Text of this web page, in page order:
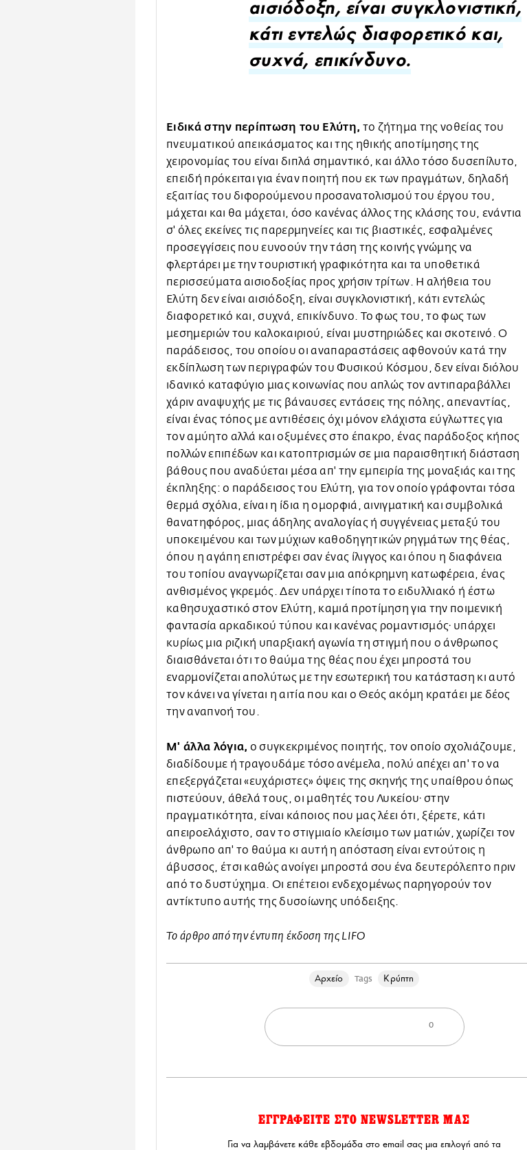
αισιόδοξη, είναι συγκλονιστική,
κάτι εντελώς διαφορετικό και,
συχνά, επικίνδυνο.
Ειδικά στην περίπτωση του Ελύτη, το ζήτημα της νοθείας του
πνευματικού απεικάσματος και της ηθικής αποτίμησης της
χειρονομίας του είναι διπλά σημαντικό, και άλλο τόσο δυσεπίλυτο,
επειδή πρόκειται για έναν ποιητή που εκ των πραγμάτων, δηλαδή
εξαιτίας του διφορούμενου προσανατολισμού του έργου του,
μάχεται και θα μάχεται, όσο κανένας άλλος της κλάσης του, ενάντια
σ' όλες εκείνες τις παρερμηνείες και τις βιαστικές, εσφαλμένες
προσεγγίσεις που ευνοούν την τάση της κοινής γνώμης να
φλερτάρει με την τουριστική γραφικότητα και τα υποθετικά
περισσεύματα αισιοδοξίας προς χρήσιν τρίτων. Η αλήθεια του
Ελύτη δεν είναι αισιόδοξη, είναι συγκλονιστική, κάτι εντελώς
διαφορετικό και, συχνά, επικίνδυνο. Το φως του, το φως των
μεσημεριών του καλοκαιριού, είναι μυστηριώδες και σκοτεινό. Ο
παράδεισος, του οποίου οι αναπαραστάσεις αφθονούν κατά την
εκδίπλωση των περιγραφών του Φυσικού Κόσμου, δεν είναι διόλου
ιδανικό καταφύγιο μιας κοινωνίας που απλώς τον αντιπαραβάλλει
χάριν αναψυχής με τις βάναυσες εντάσεις της πόλης, απεναντίας,
είναι ένας τόπος με αντιθέσεις όχι μόνον ελάχιστα εύγλωττες για
τον αμύητο αλλά και οξυμένες στο έπακρο, ένας παράδοξος κήπος
πολλών επιπέδων και κατοπτρισμών σε μια παραισθητική διάσταση
βάθους που αναδύεται μέσα απ' την εμπειρία της μοναξιάς και της
έκπληξης: ο παράδεισος του Ελύτη, για τον οποίο γράφονται τόσα
θερμά σχόλια, είναι η ίδια η ομορφιά, αινιγματική και συμβολικά
θανατηφόρος, μιας άδηλης αναλογίας ή συγγένειας μεταξύ του
υποκειμένου και των μύχιων καθοδηγητικών ρηγμάτων της θέας,
όπου η αγάπη επιστρέφει σαν ένας ίλιγγος και όπου η διαφάνεια
του τοπίου αναγνωρίζεται σαν μια απόκρημνη κατωφέρεια, ένας
ανθισμένος γκρεμός. Δεν υπάρχει τίποτα το ειδυλλιακό ή έστω
καθησυχαστικό στον Ελύτη, καμιά προτίμηση για την ποιμενική
φαντασία αρκαδικού τύπου και κανένας ρομαντισμός· υπάρχει
κυρίως μια ριζική υπαρξιακή αγωνία τη στιγμή που ο άνθρωπος
διαισθάνεται ότι το θαύμα της θέας που έχει μπροστά του
εναρμονίζεται απολύτως με την εσωτερική του κατάσταση κι αυτό
τον κάνει να γίνεται η αιτία που και ο Θεός ακόμη κρατάει με δέος
την αναπνοή του.
Μ' άλλα λόγια, ο συγκεκριμένος ποιητής, τον οποίο σχολιάζουμε,
διαδίδουμε ή τραγουδάμε τόσο ανέμελα, πολύ απέχει απ' το να
επεξεργάζεται «ευχάριστες» όψεις της σκηνής της υπαίθρου όπως
πιστεύουν, άθελά τους, οι μαθητές του Λυκείου· στην
πραγματικότητα, είναι κάποιος που μας λέει ότι, ξέρετε, κάτι
απειροελάχιστο, σαν το στιγμιαίο κλείσιμο των ματιών, χωρίζει τον
άνθρωπο απ' το θαύμα κι αυτή η απόσταση είναι εντούτοις η
άβυσσος, έτσι καθώς ανοίγει μπροστά σου ένα δευτερόλεπτο πριν
από το δυστύχημα. Οι επέτειοι ενδεχομένως παρηγορούν τον
αντίκτυπο αυτής της δυσοίωνης υπόδειξης.
Το άρθρο από την έντυπη έκδοση της LIFO
Αρχείο Tags Κρύπτη
0
ΕΓΓΡΑΦΕΙΤΕ ΣΤΟ NEWSLETTER ΜΑΣ
Για να λαμβάνετε κάθε εβδομάδα στο email σας μια επιλογή από τα